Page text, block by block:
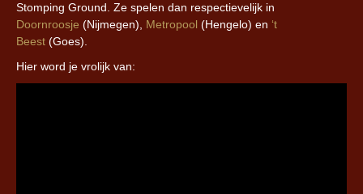
Stomping Ground. Ze spelen dan respectievelijk in
Doornroosje (Nijmegen), Metropool (Hengelo) en ‘t
Beest (Goes).
Hier word je vrolijk van: